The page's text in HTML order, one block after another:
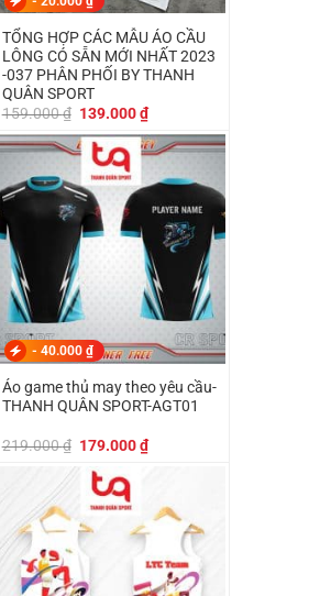
TỔNG HỢP CÁC MẪU ÁO CẦU
LÔNG CÓ SẴN MỚI NHẤT 2023
-037 PHÂN PHỐI BY THANH
QUÂN SPORT
159.000₫ Giá
là:
159.000 ₫.
139.000₫Giá
hiện
tại
là:
- 40.000 ₫
Áo game thủ may theo yêu cầu-
THANH QUÂN SPORT-AGT01
219.000₫ Giá
là:
219.000 ₫.
179.000₫Giá
hiện